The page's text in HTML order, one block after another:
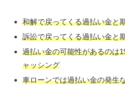
和解で戻ってくる過払い金と
訴訟で戻ってくる過払い金と
過払い金の可能性があるのは
ャッシング
車ローンでは過払い金の発生